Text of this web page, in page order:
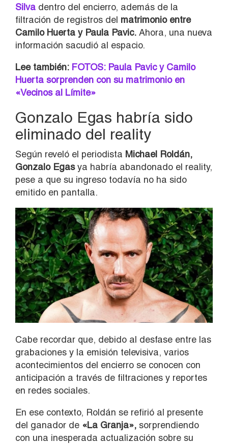
Silva dentro del encierro, además de la
filtración de registros del matrimonio entre
Camilo Huerta y Paula Pavic. Ahora, una nueva
información sacudió al espacio.
Lee también: FOTOS: Paula Pavic y Camilo
Huerta sorprenden con su matrimonio en
«Vecinos al Límite»
Gonzalo Egas habría sido
eliminado del reality
Según reveló el periodista Michael Roldán,
Gonzalo Egasya habría abandonado el reality,
pese a que su ingreso todavía no ha sido
emitido en pantalla.
Cabe recordar que, debido al desfase entre las
grabaciones y la emisión televisiva, varios
acontecimientos del encierro se conocen con
anticipación a través de filtraciones y reportes
en redes sociales.
En ese contexto, Roldán se refirió al presente
del ganador de «La Granja», sorprendiendo
con una inesperada actualización sobre su